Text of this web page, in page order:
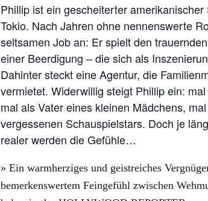
Phillip ist ein gescheiterter amerikanischer
Tokio. Nach Jahren ohne nennenswerte
seltsamen Job an: Er spielt den
einer Beerdigung – die sich als
Dahinter steckt eine Agentur, die
vermietet. Widerwillig steigt Phillip ein:
mal als Vater eines kleinen Mädchens,
vergessenen Schauspielstars. Doch je
realer werden die Gefühle…
» Ein warmherziges und geistreiches
bemerkenswertem Feingefühl zwischen